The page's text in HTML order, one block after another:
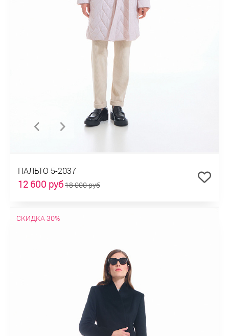
ПАЛЬТО 5-2037
12 600 руб18 000 руб
СКИДКА 30%